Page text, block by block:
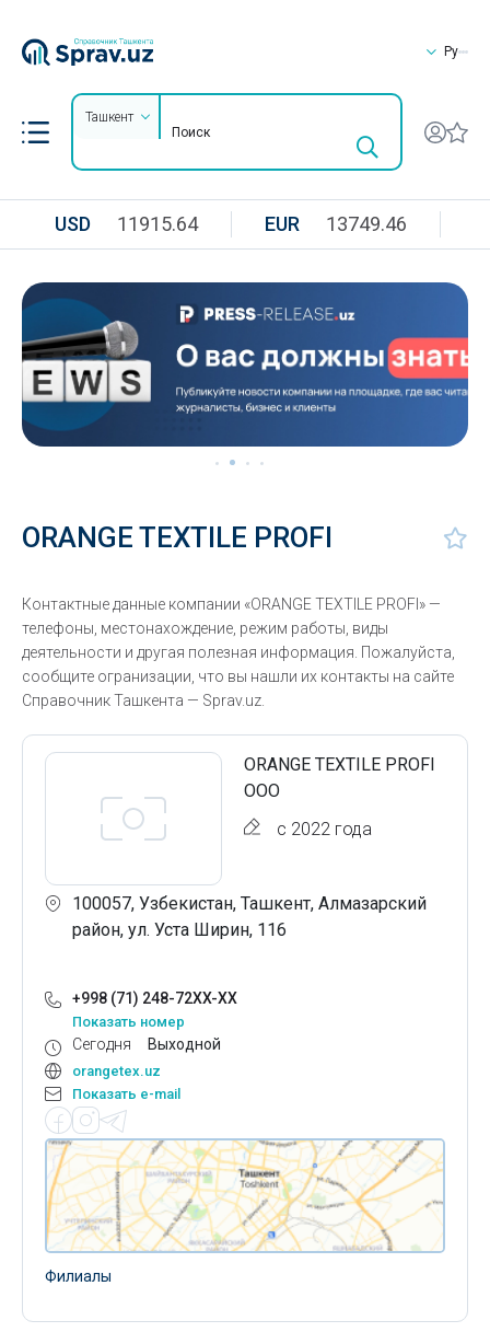
Ру
Ташкент
USD 11915.64 EUR 13749.46
ORANGE TEXTILE PROFI
Контактные данные компании «ORANGE TEXTILE PROFI» —
телефоны, местонахождение, режим работы, виды
деятельности и другая полезная информация. Пожалуйста,
сообщите огранизации, что вы нашли их контакты на сайте
Справочник Ташкента — Sprav.uz.
ORANGE TEXTILE PROFI
ООО
с 2022 года
100057, Узбекистан, Ташкент, Алмазарский
район, ул. Уста Ширин, 116
+998 (71) 248-72XX-XX
Показать номер
Сегодня Выходной
orangetex.uz
Показать e-mail
Филиалы